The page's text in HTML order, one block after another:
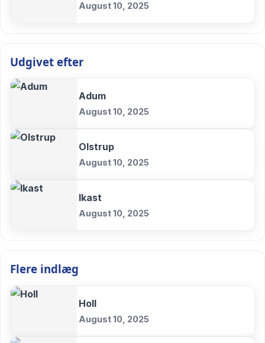
August 10, 2025
Udgivet efter
Adum
August 10, 2025
Olstrup
August 10, 2025
Ikast
August 10, 2025
Flere indlæg
Holl
August 10, 2025